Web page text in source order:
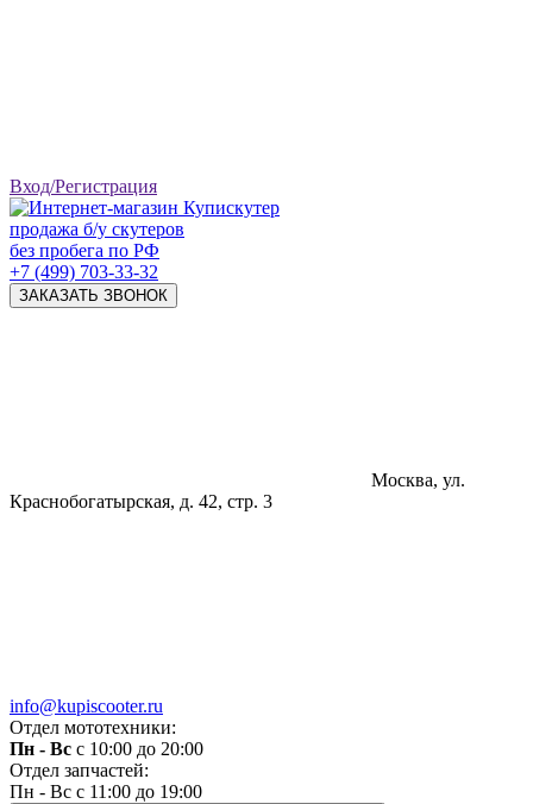
Вход/Регистрация
продажа б/у скутеров
без пробега по РФ
+7 (499) 703-33-32
ЗАКАЗАТЬ ЗВОНОК
Москва, ул.
Краснобогатырская, д. 42, стр. 3
info@kupiscooter.ru
Отдел мототехники:
Пн - Вс с 10:00 до 20:00
Отдел запчастей:
Пн - Вс с 11:00 до 19:00